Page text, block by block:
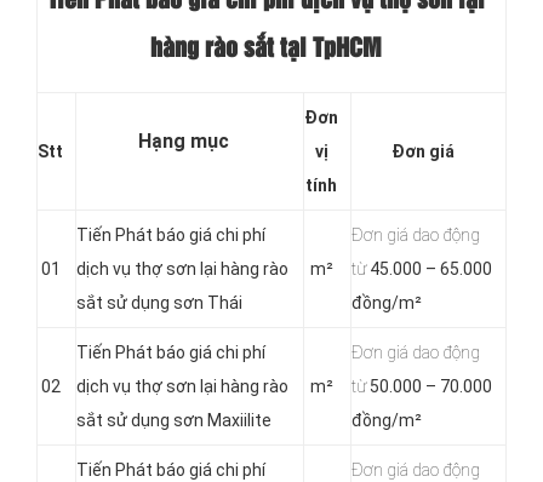
hàng rào sắt tại TpHCM
Stt Hạng mục
Đơn
vị
tính
Đơn giá
01
Tiến Phát báo giá chi phí
dịch vụ thợ sơn lại hàng rào
sắt sử dụng sơn Thái
m²
Đơn giá dao động
từ45.000 – 65.000
đồng/m²
02
Tiến Phát báo giá chi phí
dịch vụ thợ sơn lại hàng rào
sắt sử dụng sơn Maxiilite
m²
Đơn giá dao động
từ50.000 – 70.000
đồng/m²
Tiến Phát báo giá chi phí
Đơn giá dao động